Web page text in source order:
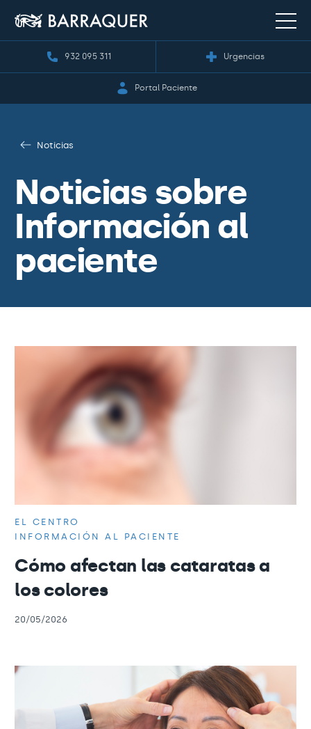
932 095 311 Urgencias
Portal Paciente
Noticias
Noticias sobre
Información al
paciente
EL CENTRO
INFORMACIÓN AL PACIENTE
Cómo afectan las cataratas a
los colores
20/05/2026